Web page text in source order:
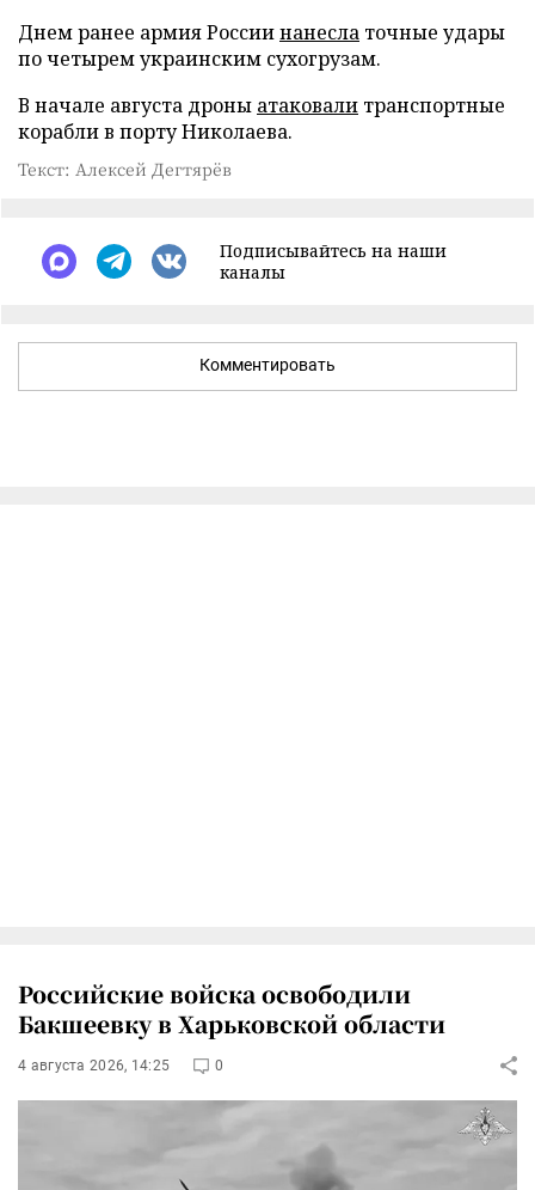
Днем ранее армия Россиинанесла точные удары
по четырем украинским сухогрузам.
В начале августа дроны атаковали транспортные
корабли в порту Николаева.
Текст: Алексей Дегтярёв
Подписывайтесь на наши
каналы
Комментировать
Российские войска освободили
Бакшеевку в Харьковской области
4 августа 2026, 14:25 0